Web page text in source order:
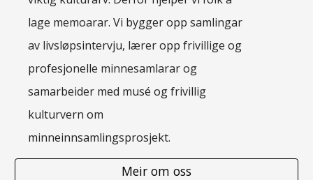
lage memoarar. Vi bygger opp samlingar
av livsløpsintervju, lærer opp frivillige og
profesjonelle minnesamlarar og
samarbeider med musé og frivillig
kulturvern om
minneinnsamlingsprosjekt.
Meir om oss